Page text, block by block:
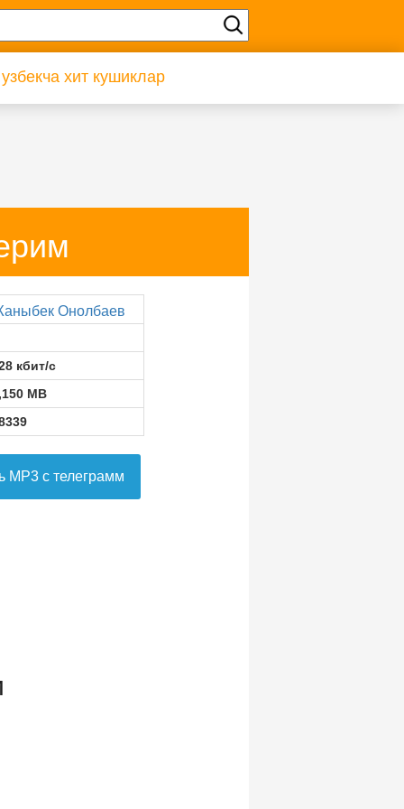
хит кушиклар
Онолбаев
кбит/с
MB
MP3 с телеграмм